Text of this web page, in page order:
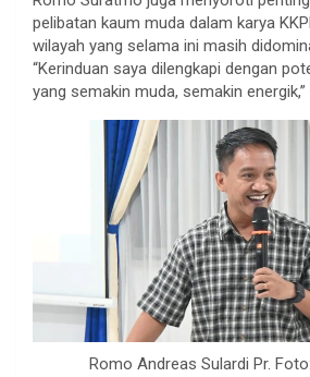
pelibatan kaum muda dalam karya
wilayah yang selama ini masih
“Kerinduan saya dilengkapi dengan
yang semakin muda, semakin energik,”
Romo Andreas Sulardi Pr.